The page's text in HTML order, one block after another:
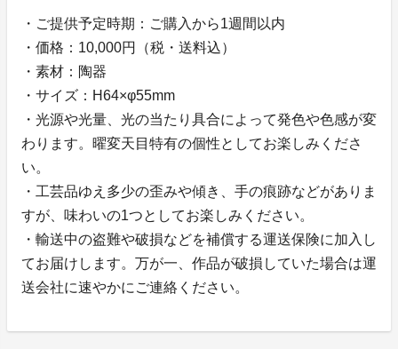
・ご提供予定時期：ご購入から1週間以内
・価格：10,000円（税・送料込）
・素材：陶器
・サイズ：H64×φ55mm
・光源や光量、光の当たり具合によって発色や色感が変
わります。曜変天目特有の個性としてお楽しみくださ
い。
・工芸品ゆえ多少の歪みや傾き、手の痕跡などがありま
すが、味わいの1つとしてお楽しみください。
・輸送中の盗難や破損などを補償する運送保険に加入し
てお届けします。万が一、作品が破損していた場合は運
送会社に速やかにご連絡ください。